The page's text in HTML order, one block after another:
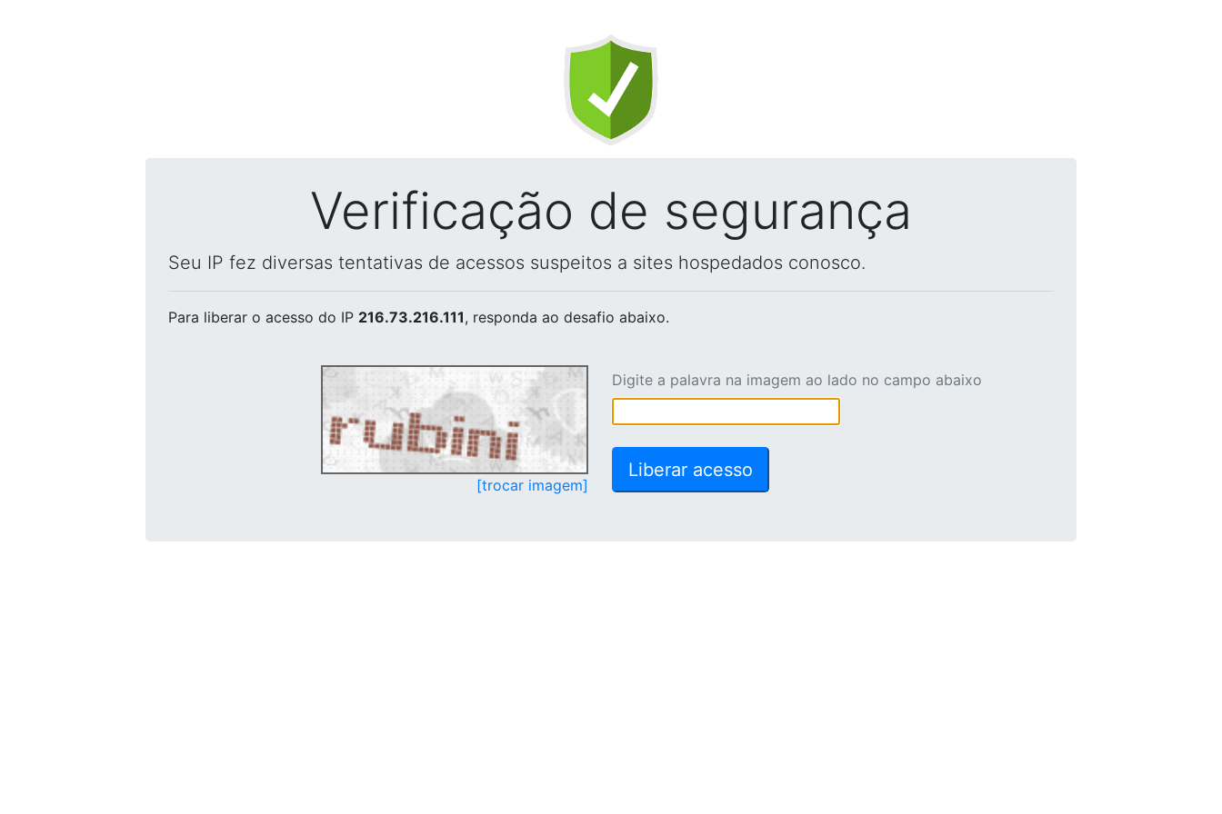
Verificação de segurança
Seu IP fez diversas tentativas de acessos suspeitos a sites hospedados conosco.
Para liberar o acesso do IP 216.73.216.111, responda ao desafio abaixo.
[trocar imagem]
Digite a palavra na imagem ao lado no campo abaixo